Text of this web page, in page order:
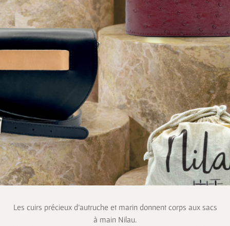
Les cuirs précieux d’autruche et marin donnent corps aux sacs
à main Nilau.